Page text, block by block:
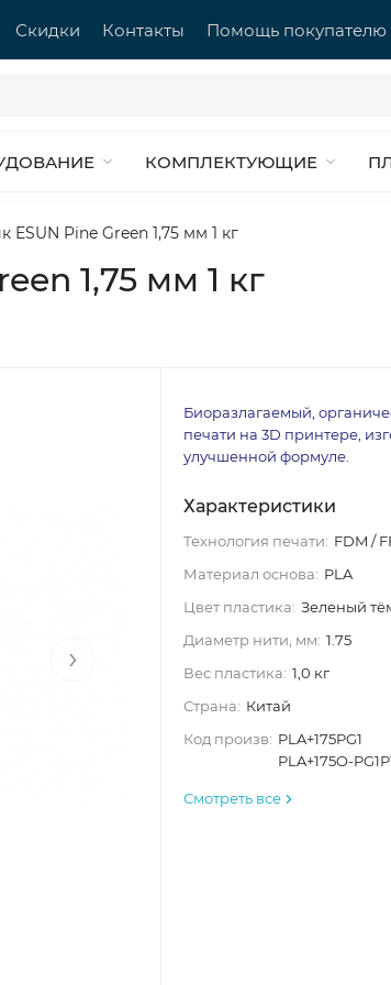
Скидки Контакты Помощь покупателю
КОМПЛЕКТУЮЩИЕ
ESUN Pine Green 1,75 мм 1 кг
1,75 мм 1 кг
›
Биоразлагаемый,
печати на 3D принтере,
улучшенной формуле.
Характеристики
Технология печати: FDM /
Материал основа: PLA
Цвет пластика: Зеленый
Диаметр нити, мм: 1.75
Вес пластика: 1,0 кг
Страна: Китай
Код произв: PLA+175PG1
PLA+175O-
Смотреть все